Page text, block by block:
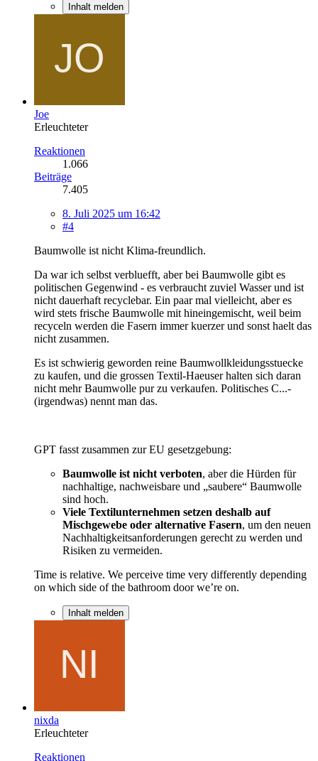
Inhalt melden
Joe
Erleuchteter
Reaktionen
1.066
Beiträge
7.405
8. Juli 2025 um 16:42
#4
Baumwolle ist nicht Klima-freundlich.
Da war ich selbst verbluefft, aber bei Baumwolle gibt es
politischen Gegenwind - es verbraucht zuviel Wasser und ist
nicht dauerhaft recyclebar. Ein paar mal vielleicht, aber es
wird stets frische Baumwolle mit hineingemischt, weil beim
recyceln werden die Fasern immer kuerzer und sonst haelt das
nicht zusammen.
Es ist schwierig geworden reine Baumwollkleidungsstuecke
zu kaufen, und die grossen Textil-Haeuser halten sich daran
nicht mehr Baumwolle pur zu verkaufen. Politisches C...-
(irgendwas) nennt man das.
GPT fasst zusammen zur EU gesetzgebung:
Baumwolle ist nicht verboten, aber die Hürden für
nachhaltige, nachweisbare und „saubere“ Baumwolle
sind hoch.
Viele Textilunternehmen setzen deshalb auf
Mischgewebe oder alternative Fasern, um den neuen
Nachhaltigkeitsanforderungen gerecht zu werden und
Risiken zu vermeiden.
Time is relative. We perceive time very differently depending
on which side of the bathroom door we’re on.
Inhalt melden
nixda
Erleuchteter
Reaktionen